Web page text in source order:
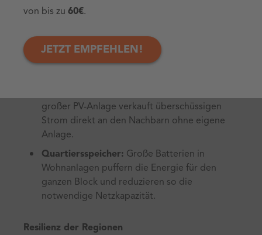
Quartieren ist es 2026 Standard, dass Energie lokal
geteilt wird.
großer PV-Anlage verkauft überschüssigen
Strom direkt an den Nachbarn ohne eigene
Anlage.
Quartiersspeicher: Große Batterien in
Wohnanlagen puffern die Energie für den
ganzen Block und reduzieren so die
notwendige Netzkapazität.
Resilienz der Regionen
von bis zu 60€.
JETZT EMPFEHLEN!